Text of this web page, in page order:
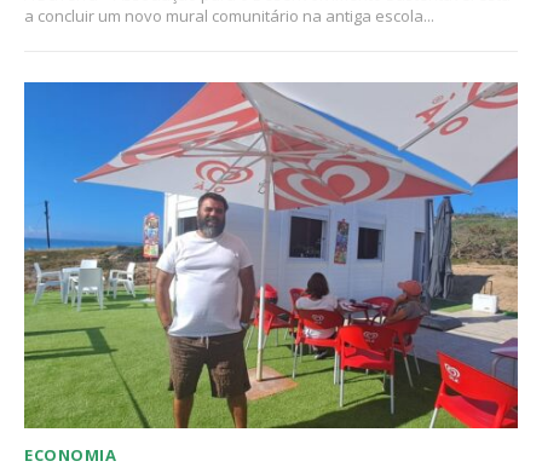
a concluir um novo mural comunitário na antiga escola...
ECONOMIA